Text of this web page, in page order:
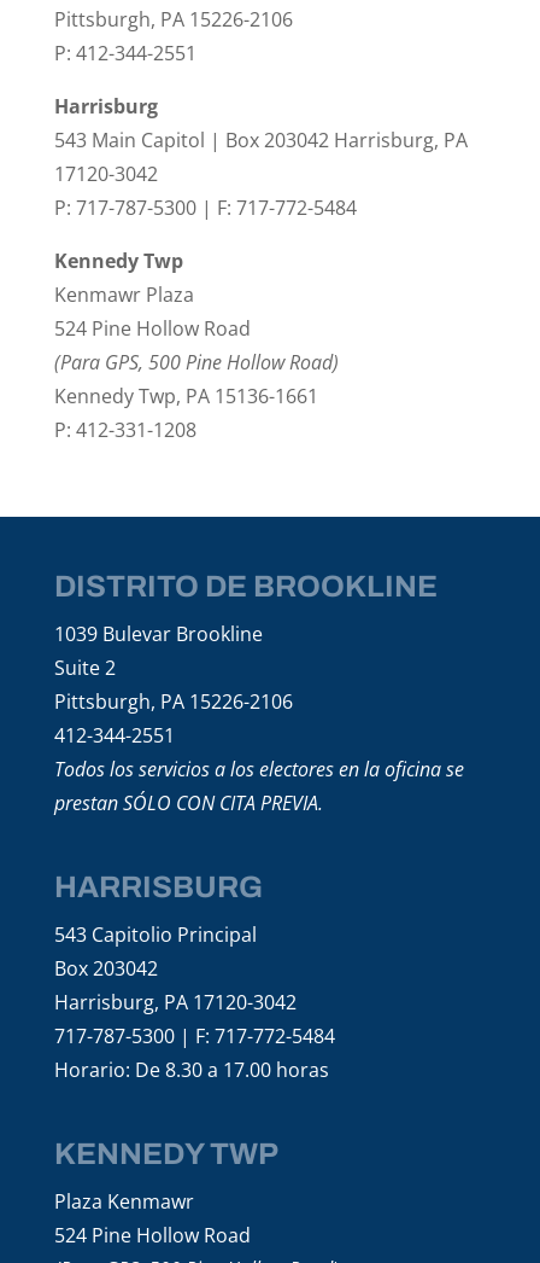
Pittsburgh, PA 15226-2106
P: 412-344-2551
Harrisburg
543 Main Capitol | Box 203042 Harrisburg, PA
17120-3042
P: 717-787-5300 | F: 717-772-5484
Kennedy Twp
Kenmawr Plaza
524 Pine Hollow Road
(Para GPS, 500 Pine Hollow Road)
Kennedy Twp, PA 15136-1661
P: 412-331-1208
DISTRITO DE BROOKLINE
1039 Bulevar Brookline
Suite 2
Pittsburgh, PA 15226-2106
412-344-2551
Todos los servicios a los electores en la oficina se
prestan SÓLO CON CITA PREVIA.
HARRISBURG
543 Capitolio Principal
Box 203042
Harrisburg, PA 17120-3042
717-787-5300 | F: 717-772-5484
Horario: De 8.30 a 17.00 horas
KENNEDY TWP
Plaza Kenmawr
524 Pine Hollow Road